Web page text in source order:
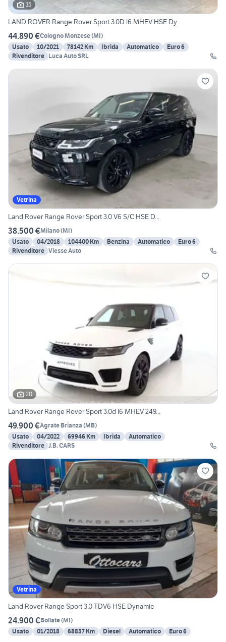
15
LAND ROVER Range Rover Sport 3.0D l6 MHEV HSE Dy
44.890 €Cologno Monzese(MI)
Usato
10/2021 78142 Km Ibrida Automatico
Euro 6
Rivenditore Luca Auto SRL
Vetrina
Land Rover Range Rover Sport 3.0 V6 S/C HSE D...
38.500 €Milano(MI)
Usato
04/2018 104400 Km Benzina Automatico
Euro 6
Rivenditore Viesse Auto
20
Land Rover Range Rover Sport 3.0d I6 MHEV 249...
49.900 €Agrate Brianza (MB)
Usato
04/2022 69946 Km Ibrida
Automatico
Rivenditore J.B. CARS
Vetrina
Land Rover Range Sport 3.0 TDV6 HSE Dynamic
24.900 €Bollate(MI)
Usato
01/2018 68837 Km Diesel Automatico Euro 6